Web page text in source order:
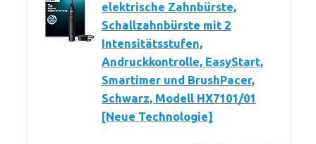
elektrische Zahnbürste,
Schallzahnbürste mit 2
Intensitätsstufen,
Andruckkontrolle, EasyStart,
Smartimer und BrushPacer,
Schwarz, Modell HX7101/01
[Neue Technologie]